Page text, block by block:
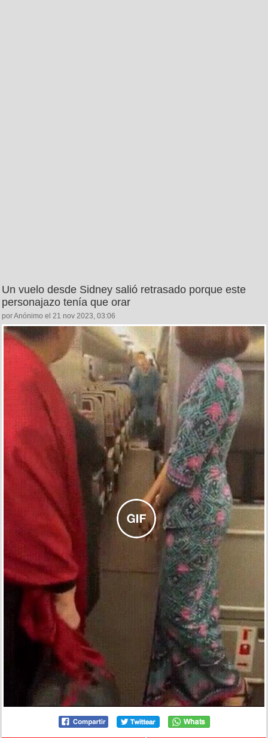
Un vuelo desde Sidney salió retrasado porque este
personajazo tenía que orar
por Anónimo el 21 nov 2023, 03:06